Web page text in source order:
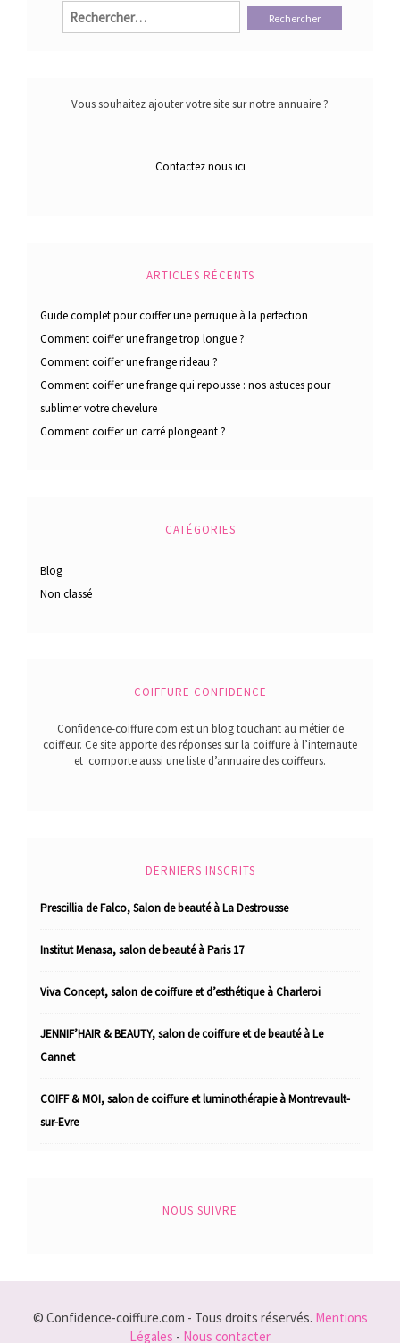
Rechercher :
Vous souhaitez ajouter votre site sur notre annuaire ?
Contactez nous ici
ARTICLES RÉCENTS
Guide complet pour coiffer une perruque à la perfection
Comment coiffer une frange trop longue ?
Comment coiffer une frange rideau ?
Comment coiffer une frange qui repousse : nos astuces pour
sublimer votre chevelure
Comment coiffer un carré plongeant ?
CATÉGORIES
Blog
Non classé
COIFFURE CONFIDENCE
Confidence-coiffure.com est un blog touchant au métier de
coiffeur. Ce site apporte des réponses sur la coiffure à l’internaute
et comporte aussi une liste d’annuaire des coiffeurs.
DERNIERS INSCRITS
Prescillia de Falco, Salon de beauté à La Destrousse
Institut Menasa, salon de beauté à Paris 17
Viva Concept, salon de coiffure et d’esthétique à Charleroi
JENNIF’HAIR & BEAUTY, salon de coiffure et de beauté à Le
Cannet
COIFF & MOI, salon de coiffure et luminothérapie à Montrevault-
sur-Evre
NOUS SUIVRE
© Confidence-coiffure.com - Tous droits réservés. Mentions
Légales - Nous contacter